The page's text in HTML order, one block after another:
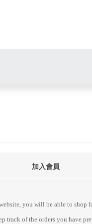
加入會員
you will be able to shop
track of the orders you have